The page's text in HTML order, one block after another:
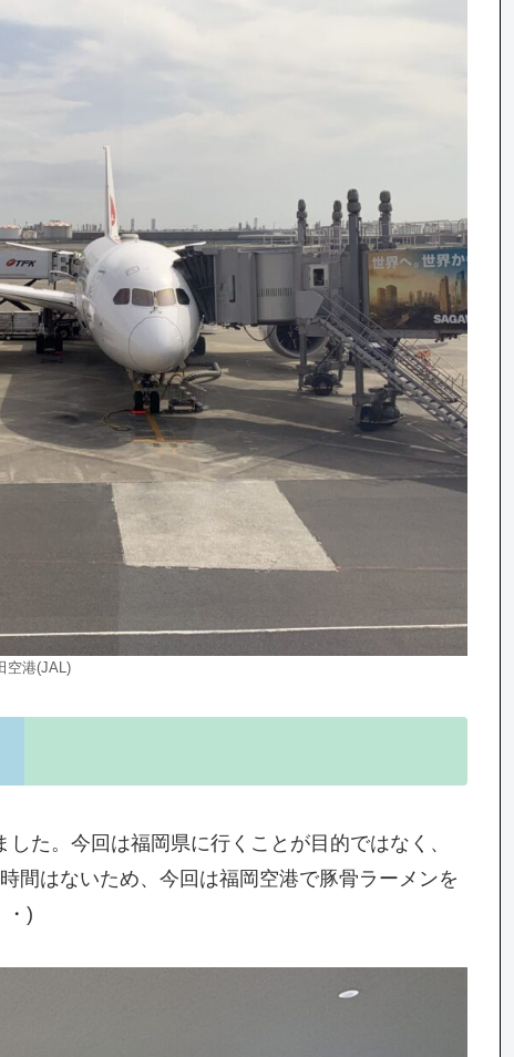
空港(JAL)
た。今回は福岡県に行くことが目的ではなく、
間はないため、今回は福岡空港で豚骨ラーメンを
・)